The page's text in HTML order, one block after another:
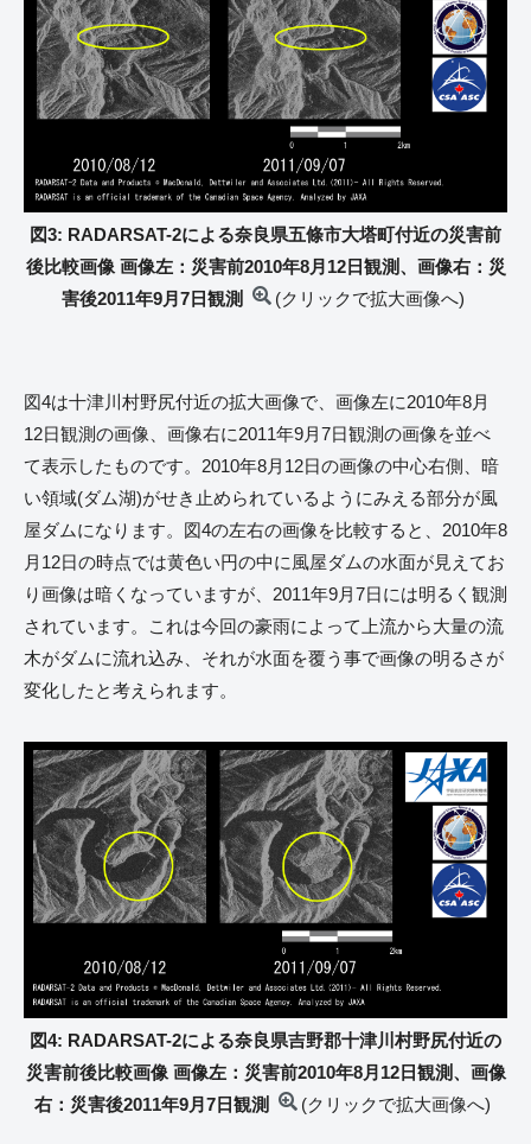
図3: RADARSAT-2による奈良県五條市大塔町付近の災害前
後比較画像 画像左：災害前2010年8月12日観測、画像右：災
害後2011年9月7日観測
(クリックで拡大画像へ)
図4は十津川村野尻付近の拡大画像で、画像左に2010年8月
12日観測の画像、画像右に2011年9月7日観測の画像を並べ
て表示したものです。2010年8月12日の画像の中心右側、暗
い領域(ダム湖)がせき止められているようにみえる部分が風
屋ダムになります。図4の左右の画像を比較すると、2010年8
月12日の時点では黄色い円の中に風屋ダムの水面が見えてお
り画像は暗くなっていますが、2011年9月7日には明るく観測
されています。これは今回の豪雨によって上流から大量の流
木がダムに流れ込み、それが水面を覆う事で画像の明るさが
変化したと考えられます。
図4: RADARSAT-2による奈良県吉野郡十津川村野尻付近の
災害前後比較画像 画像左：災害前2010年8月12日観測、画像
右：災害後2011年9月7日観測
(クリックで拡大画像へ)